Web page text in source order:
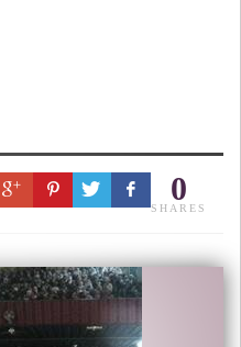
0
SHARES